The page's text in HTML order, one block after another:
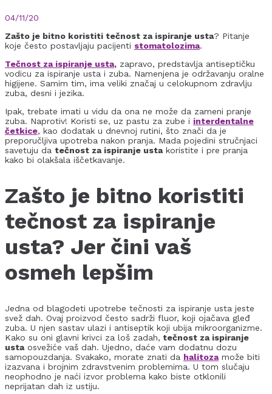
04/11/20
Zašto je bitno koristiti tečnost za ispiranje usta? Pitanje
koje često postavljaju pacijenti stomatolozima.
Tečnost za ispiranje usta, zapravo, predstavlja antiseptičku
vodicu za ispiranje usta i zuba. Namenjena je održavanju oralne
higijene. Samim tim, ima veliki značaj u celokupnom zdravlju
zuba, desni i jezika.
Ipak, trebate imati u vidu da ona ne može da zameni pranje
zuba. Naprotiv! Koristi se, uz pastu za zube i interdentalne
četkice, kao dodatak u dnevnoj rutini, što znači da je
preporučljiva upotreba nakon pranja. Mada pojedini stručnjaci
savetuju da tečnost za ispiranje ustakoristite i pre pranja
kako bi olakšala iščetkavanje.
Zašto je bitno koristiti
tečnost za ispiranje
usta? Jer čini vaš
osmeh lepšim
Jedna od blagodeti upotrebe tečnosti za ispiranje usta jeste
svež dah. Ovaj proizvod često sadrži fluor, koji ojačava gleđ
zuba. U njen sastav ulazi i antiseptik koji ubija mikroorganizme.
Kako su oni glavni krivci za loš zadah, tečnost za ispiranje
ustaosvežiće vaš dah. Ujedno, daće vam dodatnu dozu
samopouzdanja. Svakako, morate znati da halitozamože biti
izazvana i brojnim zdravstvenim problemima. U tom slučaju
neophodno je naći izvor problema kako biste otklonili
neprijatan dah iz ustiju.